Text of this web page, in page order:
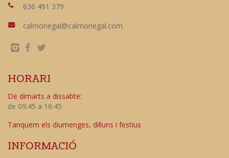
636 491 379
calmonegal@calmonegal.com
HORARI
De dimarts a dissabte:
de 09:45 a 16:45
Tanquem els diumenges, dilluns i festius
INFORMACIÓ